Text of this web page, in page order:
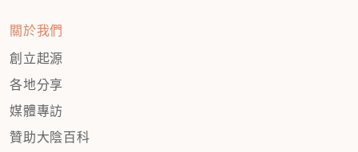
關於我們
創立起源
各地分享
媒體專訪
贊助大陰百科